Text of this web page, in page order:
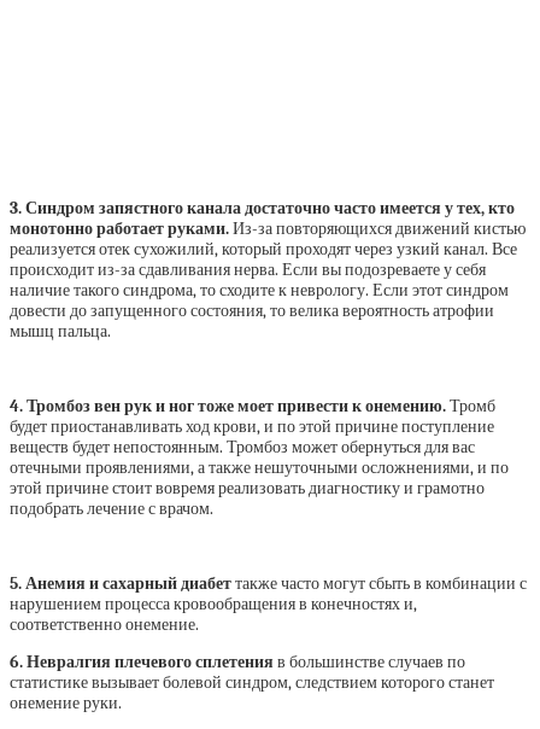
3. Синдром запястного канала достаточно часто имеется у тех, кто
монотонно работает руками.Из-за повторяющихся движений кистью
реализуется отек сухожилий, который проходят через узкий канал. Все
происходит из-за сдавливания нерва. Если вы подозреваете у себя
наличие такого синдрома, то сходите к неврологу. Если этот синдром
довести до запущенного состояния, то велика вероятность атрофии
мышц пальца.
4. Тромбоз вен рук и ног тоже моет привести к онемению.Тромб
будет приостанавливать ход крови, и по этой причине поступление
веществ будет непостоянным. Тромбоз может обернуться для вас
отечными проявлениями, а также нешуточными осложнениями, и по
этой причине стоит вовремя реализовать диагностику и грамотно
подобрать лечение с врачом.
5. Анемия и сахарный диабеттакже часто могут сбыть в комбинации с
нарушением процесса кровообращения в конечностях и,
соответственно онемение.
6. Невралгия плечевого сплетения в большинстве случаев по
статистике вызывает болевой синдром, следствием которого станет
онемение руки.